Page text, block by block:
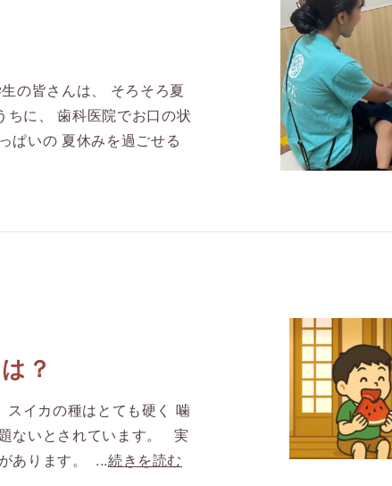
の皆さんは、 そろそろ夏
ちに、 歯科医院でお口の状
ぱいの 夏休みを過ごせる
？
イカの種はとても硬く 噛
ないとされています。 実
あります。 ...続きを読む